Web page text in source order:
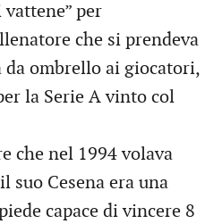
per
che si prendeva
ombrello ai giocatori,
la Serie A vinto col
che nel 1994 volava
suo Cesena era una
capace di vincere 8